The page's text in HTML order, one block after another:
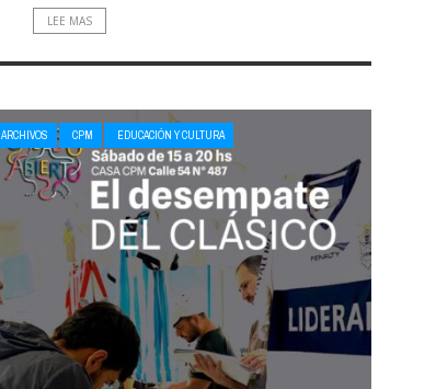
LEE MAS
ARCHIVOS CPM EDUCACIÓN Y CULTURA